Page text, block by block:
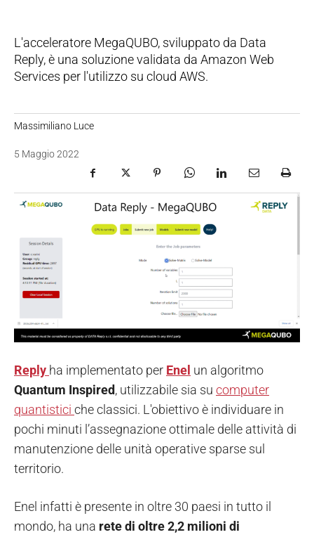
L'acceleratore MegaQUBO, sviluppato da Data
Reply, è una soluzione validata da Amazon Web
Services per l'utilizzo su cloud AWS.
Massimiliano Luce
5 Maggio 2022
Reply ha implementato per Enel un algoritmo
Quantum Inspired, utilizzabile sia su computer
quantistici che classici. L'obiettivo è individuare in
pochi minuti l’assegnazione ottimale delle attività di
manutenzione delle unità operative sparse sul
territorio.
Enel infatti è presente in oltre 30 paesi in tutto il
mondo, ha una rete di oltre 2,2 milioni di